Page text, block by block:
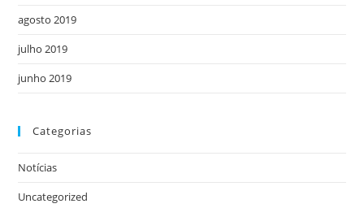
agosto 2019
julho 2019
junho 2019
Categorias
Notícias
Uncategorized